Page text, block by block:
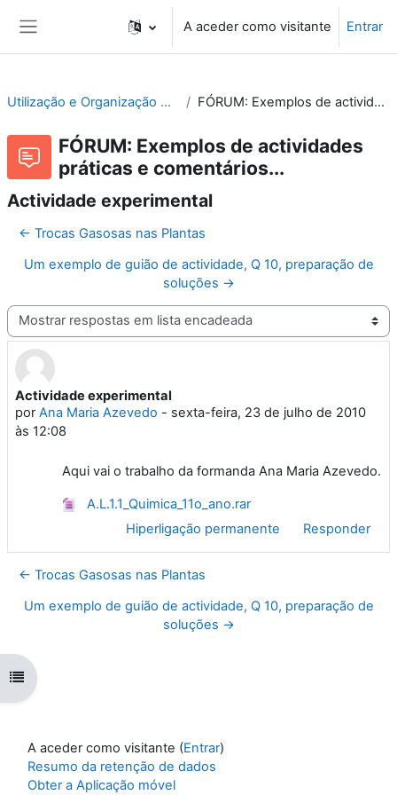
A aceder como visitante Entrar
Abrir índice da disciplina
Utilização e Organização de Laboratórios Escolares FÓRUM: Exemplos de actividades práticas e comentários...
FÓRUM: Exemplos de actividades
práticas e comentários...
Actividade experimental
← Trocas Gasosas nas Plantas
Um exemplo de guião de actividade, Q 10, preparação de
soluções →
Modo de visualização
Actividade experimental
porAna Maria Azevedo - sexta-feira, 23 de julho de 2010
às 12:08
Número de respostas: 0
Aqui vai o trabalho da formanda Ana Maria Azevedo.
A.L.1.1_Quimica_11o_ano.rar
Hiperligação permanente
Responder
← Trocas Gasosas nas Plantas
Um exemplo de guião de actividade, Q 10, preparação de
soluções →
A aceder como visitante (Entrar)
Resumo da retenção de dados
Obter a Aplicação móvel